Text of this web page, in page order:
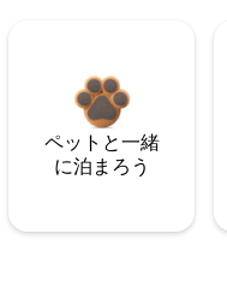
ペットと一緒
に泊まろう